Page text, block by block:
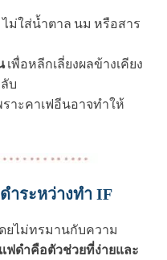
ไม่ใส่น้ำตาล นม หรือสาร
เพื่อหลีกเลี่ยงผลข้างเคียง
บ
ราะคาเฟอีนอาจทำให้
ำระหว่างทำ IF
ยไม่ทรมานกับความ
ฟดำคือตัวช่วยที่ง่ายและ